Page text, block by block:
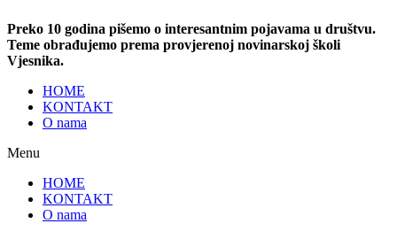
Preko 10 godina pišemo o interesantnim pojavama u društvu.
Teme obrađujemo prema provjerenoj novinarskoj školi
Vjesnika.
HOME
KONTAKT
O nama
Menu
HOME
KONTAKT
O nama